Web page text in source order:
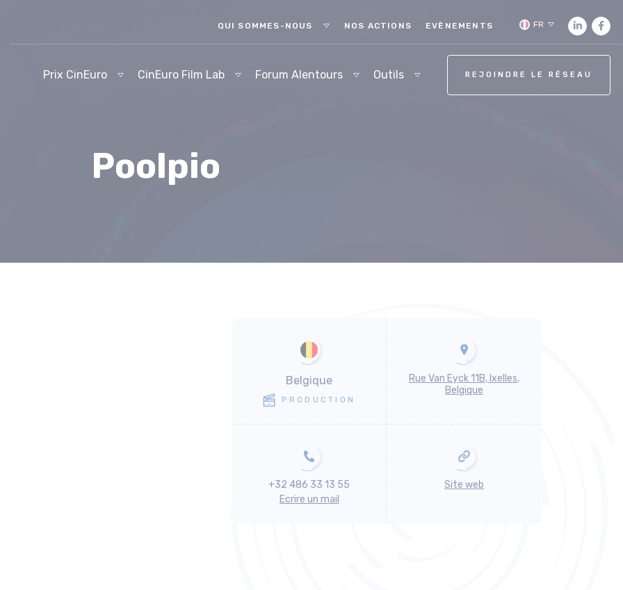
QUI SOMMES-NOUS NOS ACTIONS EVÈNEMENTS FR
Prix CinEuro CinEuro Film Lab Forum Alentours Outils REJOINDRE LE RÉSEAU
Poolpio
Belgique
PRODUCTION
Rue Van Eyck 11B, Ixelles,
Belgique
+32 486 33 13 55
Ecrire un mail
Site web